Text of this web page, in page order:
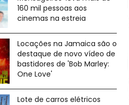
160 mil pessoas aos
cinemas na estreia
Locações na Jamaica são o
destaque de novo vídeo de
bastidores de 'Bob Marley:
One Love'
Lote de carros elétricos